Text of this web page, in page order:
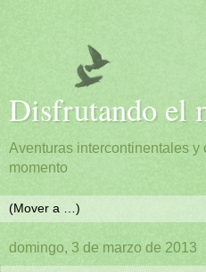
Disfrutando el
Aventuras intercontinentales y
momento
domingo, 3 de marzo de 2013